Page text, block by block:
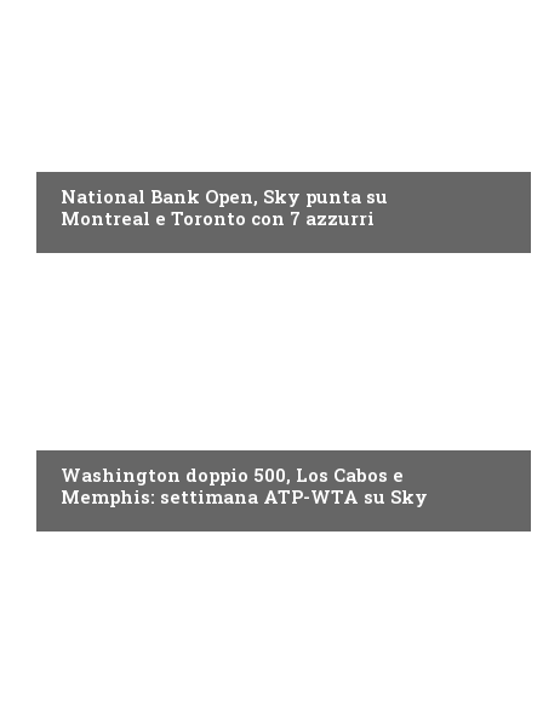
National Bank Open, Sky punta su
Montreal e Toronto con 7 azzurri
Washington doppio 500, Los Cabos e
Memphis: settimana ATP-WTA su Sky